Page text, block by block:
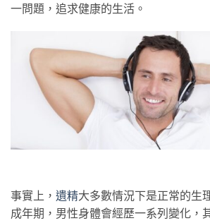
一問題，追求健康的生活。
事實上， 遺精大多數情況下是正常的生
成年期，男性身體會經歷一系列變化，